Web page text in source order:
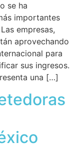
se ha
importantes
empresas,
aprovechando
para
sus ingresos.
una […]